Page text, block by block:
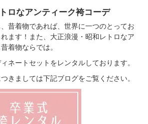
ロなアンティーク袴コーデ
昔着物であれば、世界に一つのとってお
ます！また、大正浪漫・昭和レトロなア
着物ならでは。
ネートセットをレンタルしております。
きましては下記ブログをご覧ください。